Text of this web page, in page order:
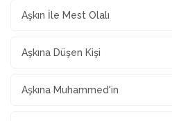
Aşkın İle Mest Olalı
Aşkına Düşen Kişi
Aşkına Muhammed'in